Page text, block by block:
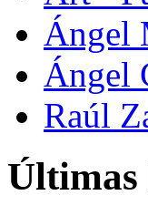
Ángel
Ángel
Raúl
Últimas